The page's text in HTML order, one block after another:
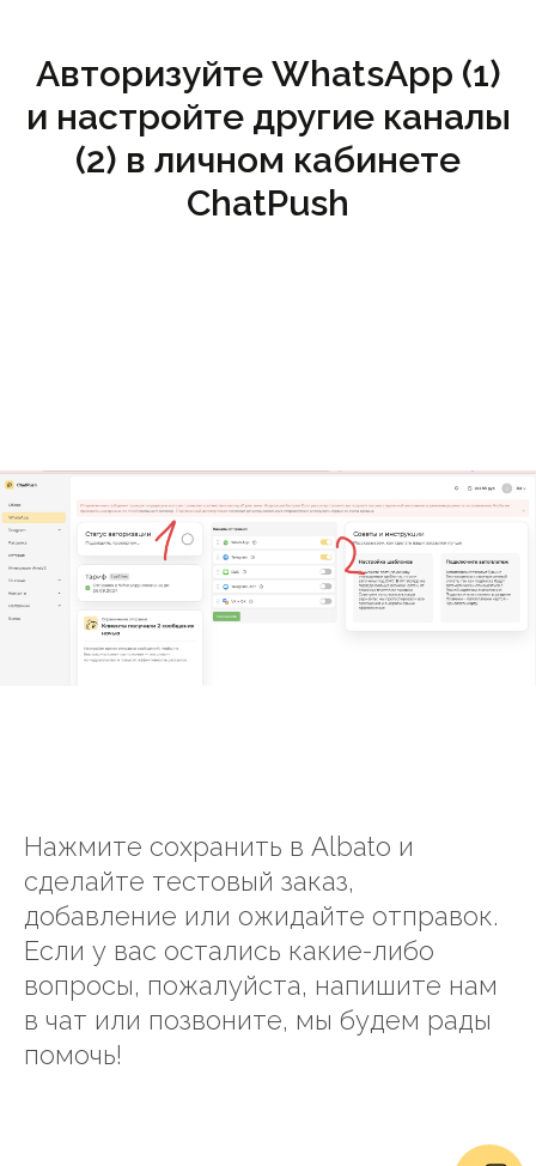
Авторизуйте WhatsApp (1)
и настройте другие каналы
(2) в личном кабинете
ChatPush
Нажмите сохранить в Albato и
сделайте тестовый заказ,
добавление или ожидайте отправок.
Если у вас остались какие-либо
вопросы, пожалуйста, напишите нам
в чат или позвоните, мы будем рады
помочь!